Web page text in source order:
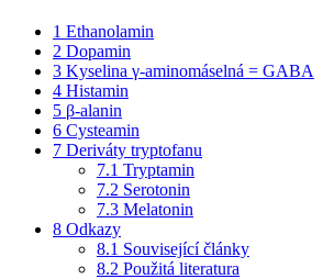
1 Ethanolamin
2 Dopamin
3 Kyselina γ-aminomáselná = GABA
4 Histamin
5 β-alanin
6 Cysteamin
7 Deriváty tryptofanu
7.1 Tryptamin
7.2 Serotonin
7.3 Melatonin
8 Odkazy
8.1 Související články
8.2 Použitá literatura